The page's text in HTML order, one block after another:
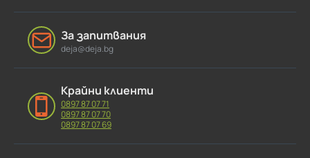
За запитвания
deja@deja.bg
Крайни клиенти
0897 87 07 71
0897 87 07 70
0897 87 07 69